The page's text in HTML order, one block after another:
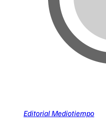
Editorial Mediotiempo